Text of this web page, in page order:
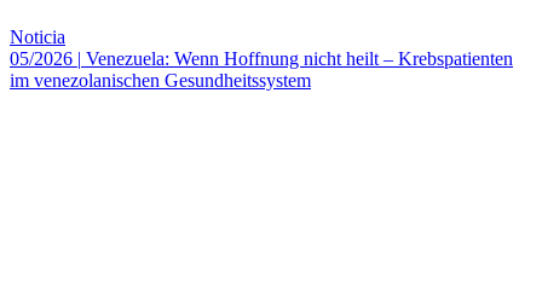
Noticia
05/2026 | Venezuela: Wenn Hoffnung nicht heilt – Krebspatienten
im venezolanischen Gesundheitssystem